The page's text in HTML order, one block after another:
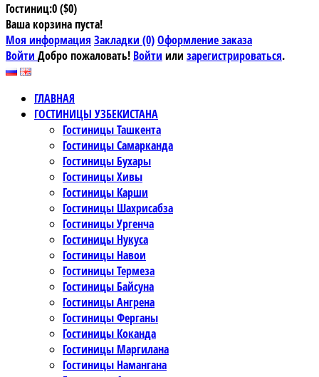
Гостиниц:0 ($0)
Ваша корзина пуста!
Моя информация Закладки (0)Оформление заказа
Войти Добро пожаловать! Войти или зарегистрироваться.
ГЛАВНАЯ
ГОСТИНИЦЫ УЗБЕКИСТАНА
Гостиницы Ташкента
Гостиницы Самарканда
Гостиницы Бухары
Гостиницы Хивы
Гостиницы Карши
Гостиницы Шахрисабза
Гостиницы Ургенча
Гостиницы Нукуса
Гостиницы Навои
Гостиницы Термеза
Гостиницы Байсуна
Гостиницы Ангрена
Гостиницы Ферганы
Гостиницы Коканда
Гостиницы Маргилана
Гостиницы Намангана